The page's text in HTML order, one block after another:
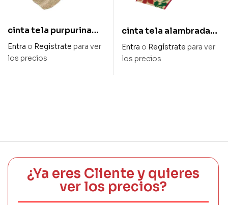
cinta tela purpurina
new year 63 mm x 10 m
Entra o Regístrate para ver
los precios
cinta tela alambrada
con acebo y poinsetia
63 mm x 10 mts
Entra o Regístrate para ver
los precios
¿Ya eres Cliente y quieres
ver los precios?